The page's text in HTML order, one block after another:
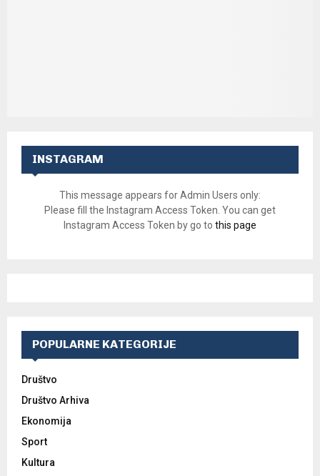
INSTAGRAM
This message appears for Admin Users only:
Please fill the Instagram Access Token. You can get
Instagram Access Token by go to this page
POPULARNE KATEGORIJE
Društvo
Društvo Arhiva
Ekonomija
Sport
Kultura